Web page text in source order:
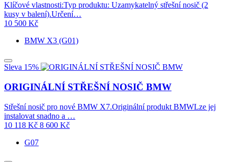
Klíčové vlastnosti:Typ produktu: Uzamykatelný střešní nosič (2
kusy v balení).Určení…
10 500 Kč
BMW X3 (G01)
Sleva 15%
ORIGINÁLNÍ STŘEŠNÍ NOSIČ BMW
Střešní nosič pro nové BMW X7.Originální produkt BMWLze jej
instalovat snadno a …
10 118 Kč 8 600 Kč
G07